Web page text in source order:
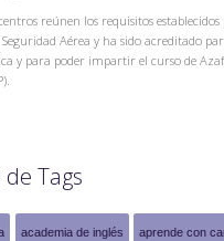
reúnen los requisitos
Seguridad Aérea y ha sido acreditado
y para poder impartir el curso de
Tags
academia de inglés aprende con